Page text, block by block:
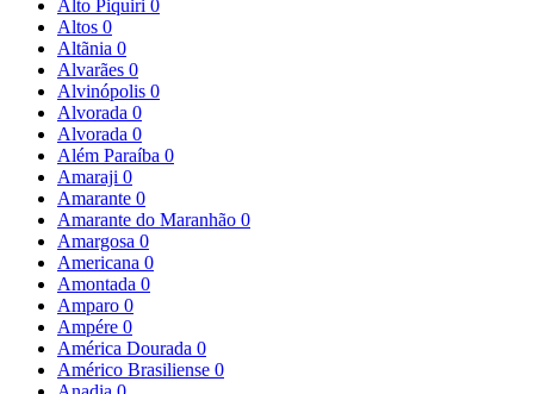
Alto Piquiri 0
Altos 0
Altãnia 0
Alvarães 0
Alvinópolis 0
Alvorada 0
Alvorada 0
Além Paraíba 0
Amaraji 0
Amarante 0
Amarante do Maranhão 0
Amargosa 0
Americana 0
Amontada 0
Amparo 0
Ampére 0
América Dourada 0
Américo Brasiliense 0